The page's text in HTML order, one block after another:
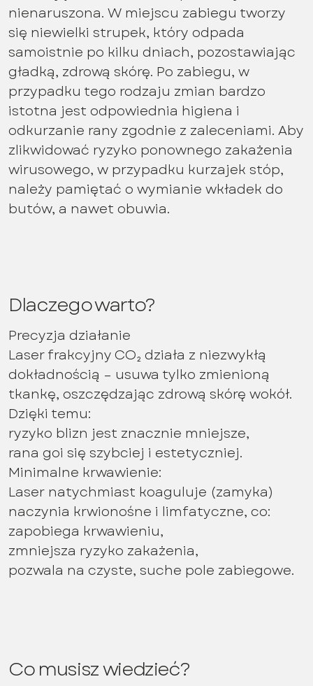
nienaruszona. W miejscu zabiegu tworzy
się niewielki strupek, który odpada
samoistnie po kilku dniach, pozostawiając
gładką, zdrową skórę. Po zabiegu, w
przypadku tego rodzaju zmian bardzo
istotna jest odpowiednia higiena i
odkurzanie rany zgodnie z zaleceniami. Aby
zlikwidować ryzyko ponownego zakażenia
wirusowego, w przypadku kurzajek stóp,
należy pamiętać o wymianie wkładek do
butów, a nawet obuwia.
Dlaczego warto?
Precyzja działanie
Laser frakcyjny CO₂ działa z niezwykłą
dokładnością – usuwa tylko zmienioną
tkankę, oszczędzając zdrową skórę wokół.
Dzięki temu:
ryzyko blizn jest znacznie mniejsze,
rana goi się szybciej i estetyczniej.
Minimalne krwawienie:
Laser natychmiast koaguluje (zamyka)
naczynia krwionośne i limfatyczne, co:
zapobiega krwawieniu,
zmniejsza ryzyko zakażenia,
pozwala na czyste, suche pole zabiegowe.
Co musisz wiedzieć?